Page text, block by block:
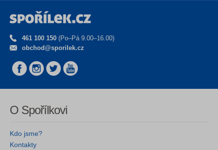
461 100 150 (Po–Pá 9.00–16.00)
obchod@sporilek.cz
O Spořílkovi
Kdo jsme?
Kontakty